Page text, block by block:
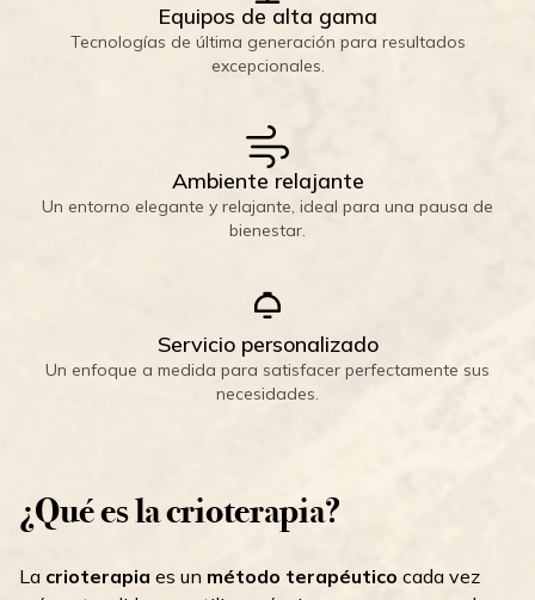
Equipos de alta gama
Tecnologías de última generación para resultados
excepcionales.
Ambiente relajante
Un entorno elegante y relajante, ideal para una pausa de
bienestar.
Servicio personalizado
Un enfoque a medida para satisfacer perfectamente sus
necesidades.
¿Qué es la crioterapia?
La crioterapia es un método terapéutico cada vez